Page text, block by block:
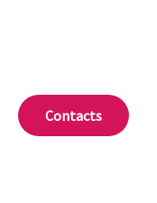
Contacts